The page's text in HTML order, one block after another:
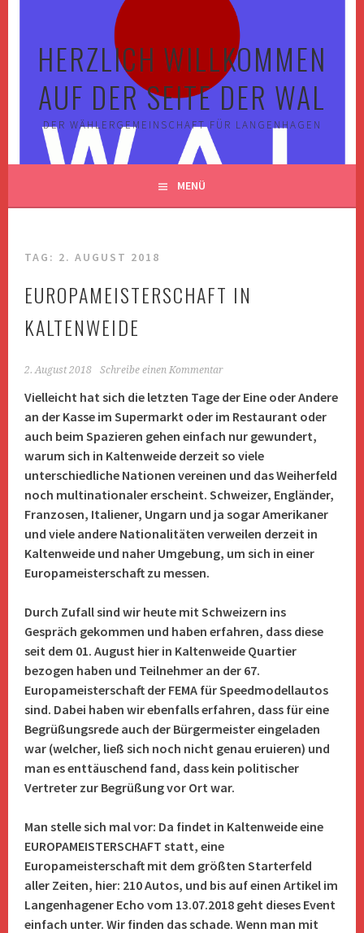
HERZLICH WILLKOMMEN
AUF DER SEITE DER WAL
DER WÄHLERGEMEINSCHAFT FÜR LANGENHAGEN
MENÜ
TAG: 2. AUGUST 2018
EUROPAMEISTERSCHAFT IN
KALTENWEIDE
2. August 2018 Schreibe einen Kommentar
Vielleicht hat sich die letzten Tage der Eine oder Andere
an der Kasse im Supermarkt oder im Restaurant oder
auch beim Spazieren gehen einfach nur gewundert,
warum sich in Kaltenweide derzeit so viele
unterschiedliche Nationen vereinen und das Weiherfeld
noch multinationaler erscheint. Schweizer, Engländer,
Franzosen, Italiener, Ungarn und ja sogar Amerikaner
und viele andere Nationalitäten verweilen derzeit in
Kaltenweide und naher Umgebung, um sich in einer
Europameisterschaft zu messen.
Durch Zufall sind wir heute mit Schweizern ins
Gespräch gekommen und haben erfahren, dass diese
seit dem 01. August hier in Kaltenweide Quartier
bezogen haben und Teilnehmer an der 67.
Europameisterschaft der FEMA für Speedmodellautos
sind. Dabei haben wir ebenfalls erfahren, dass für eine
Begrüßungsrede auch der Bürgermeister eingeladen
war (welcher, ließ sich noch nicht genau eruieren) und
man es enttäuschend fand, dass kein politischer
Vertreter zur Begrüßung vor Ort war.
Man stelle sich mal vor: Da findet in Kaltenweide eine
EUROPAMEISTERSCHAFT statt, eine
Europameisterschaft mit dem größten Starterfeld
aller Zeiten, hier: 210 Autos, und bis auf einen Artikel im
Langenhagener Echo vom 13.07.2018 geht dieses Event
einfach unter. Wir finden das schade. Wenn man mit